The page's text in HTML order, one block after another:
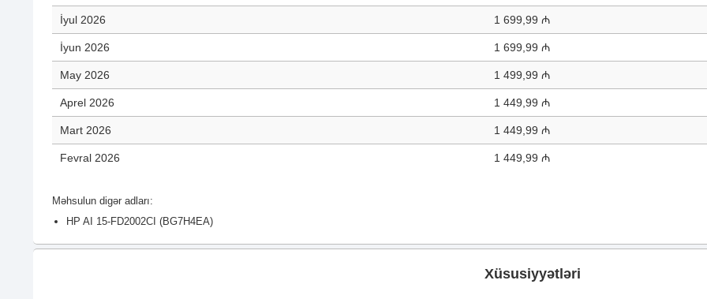
İyul 2026 1 699,99 ₼
İyun 2026 1 699,99 ₼
May 2026 1 499,99 ₼
Aprel 2026 1 449,99 ₼
Mart 2026 1 449,99 ₼
Fevral 2026 1 449,99 ₼
Məhsulun digər adları:
HP AI 15-FD2002CI (BG7H4EA)
Xüsusiyyətləri